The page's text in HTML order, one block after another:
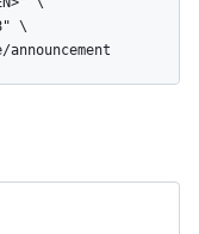
announcement